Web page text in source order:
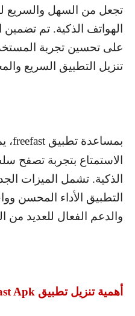
تجعل من السهل والسريع
الهواتف الذكية. تم
على تحسين تجربة
تنزيل التطبيق السريع
بمساعدة تطبيق freefast،
الاستمتاع بتجربة تصفح
الذكية. تشمل الميزات
التطبيق الأداء المحسن
والدعم الفعال للعديد من
أهمية تنزيل تطبيق Apk